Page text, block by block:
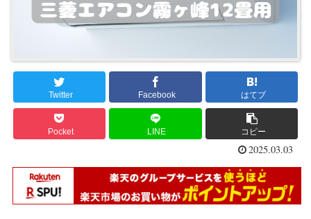
Twitter Facebook はてブ
Pocket LINE コピー
2025.03.03